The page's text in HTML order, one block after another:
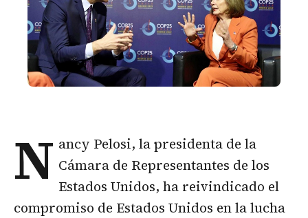
N ancy Pelosi, la presidenta de la
Cámara de Representantes de los
Estados Unidos, ha reivindicado el
compromiso de Estados Unidos en la lucha